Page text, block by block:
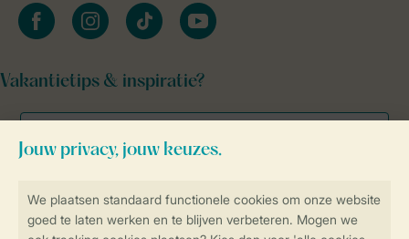
facebookinstagramtiktok youtube
Vakantietips & inspiratie?